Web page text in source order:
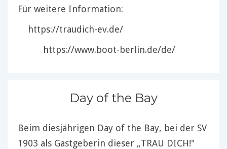
Für weitere Information:
https://traudich-ev.de/
https://www.boot-berlin.de/de/
Day of the Bay
Beim diesjährigen Day of the Bay, bei der SV
1903 als Gastgeberin dieser „TRAU DICH!"